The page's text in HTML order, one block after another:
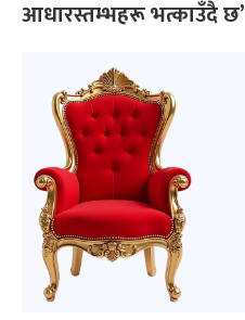
आधारस्तम्भहरू भत्काउँदै छ’